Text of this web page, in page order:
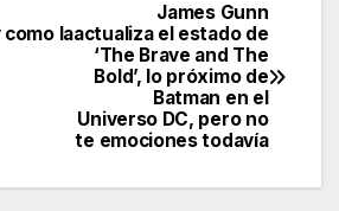
James Gunn
actualiza el estado de
‘The Brave and The
Bold’, lo próximo de
Batman en el
Universo DC, pero no
te emociones todavía
como la